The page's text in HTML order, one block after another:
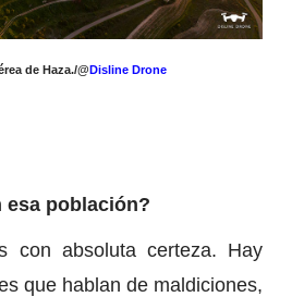
de Haza./@Disline Drone
esa población?
con absoluta certeza. Hay
que hablan de maldiciones,